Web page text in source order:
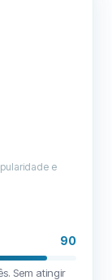
e
90
Sem atingir